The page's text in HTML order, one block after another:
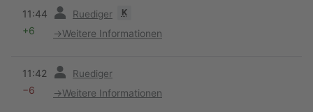
11:44 Ruediger K
+6 →Weitere Informationen
11:42 Ruediger
−6 →Weitere Informationen